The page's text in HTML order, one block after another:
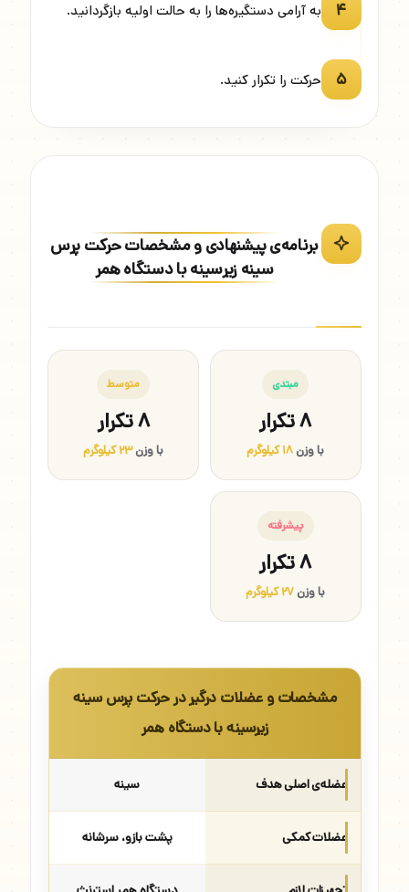
۴ به آرامی دستگیره‌ها را به حالت اولیه بازگردانید.
۵ حرکت را تکرار کنید.
برنامه‌ی پیشنهادی و مشخصات حرکت پرس
سینه زیرسینه با دستگاه همر
مبتدی
۸ تکرار
با وزن۱۸ کیلوگرم
متوسط
۸ تکرار
با وزن۲۳ کیلوگرم
پیشرفته
۸ تکرار
با وزن۲۷ کیلوگرم
مشخصات و عضلات درگیر در حرکت پرس سینه
زیرسینه با دستگاه همر
عضله‌ی اصلی هدف سینه
عضلات کمکی پشت بازو، سرشانه